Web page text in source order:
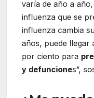
varía de año a
influenza que se
influenza cambia
años, puede llegar
por ciento para
y defunciones”,